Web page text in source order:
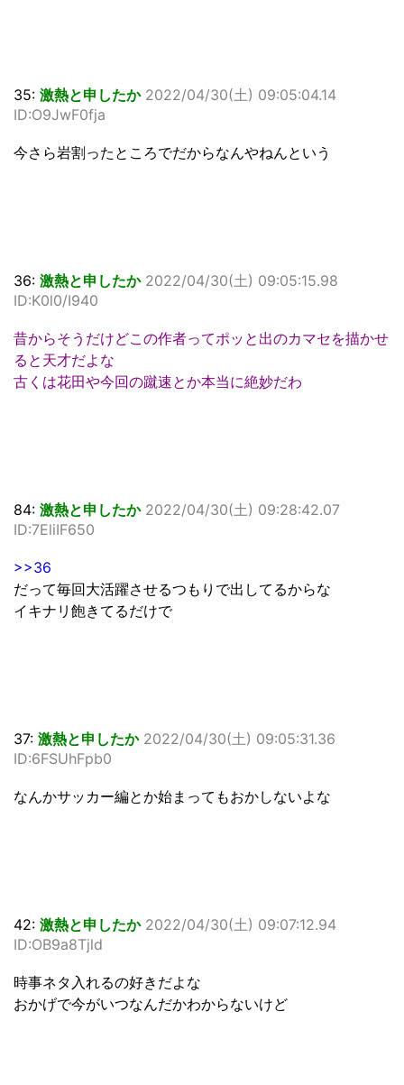
35: 激熱と申したか 2022/04/30(土) 09:05:04.14
ID:O9JwF0fja
今さら岩割ったところでだからなんやねんという
36: 激熱と申したか 2022/04/30(土) 09:05:15.98
ID:K0l0/I940
昔からそうだけどこの作者ってポッと出のカマセを描かせ
ると天才だよな
古くは花田や今回の蹴速とか本当に絶妙だわ
84: 激熱と申したか 2022/04/30(土) 09:28:42.07
ID:7EliIF650
>>36
だって毎回大活躍させるつもりで出してるからな
イキナリ飽きてるだけで
37: 激熱と申したか 2022/04/30(土) 09:05:31.36
ID:6FSUhFpb0
なんかサッカー編とか始まってもおかしないよな
42: 激熱と申したか 2022/04/30(土) 09:07:12.94
ID:OB9a8Tjld
時事ネタ入れるの好きだよな
おかげで今がいつなんだかわからないけど